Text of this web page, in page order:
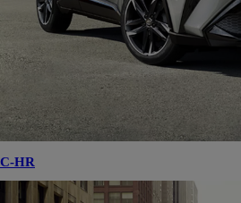
C-HR